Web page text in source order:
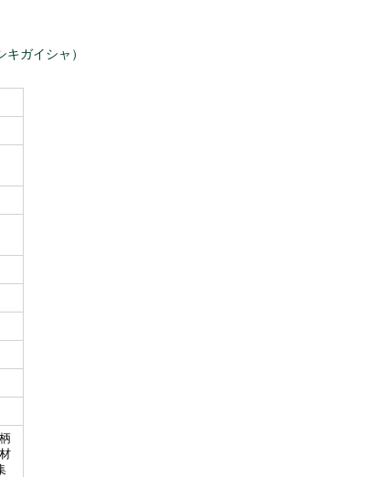
キガイシャ）